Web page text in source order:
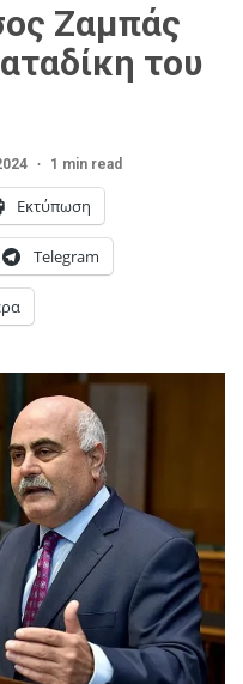
Ζαμπάς
του
1 min read
Εκτύπωση
Telegram